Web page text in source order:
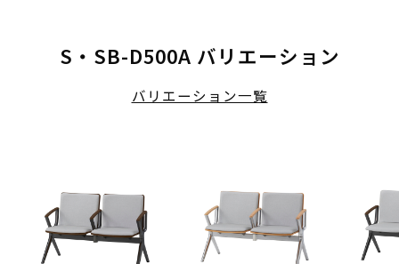
S・SB-D500A バリエーション
バリエーション一覧